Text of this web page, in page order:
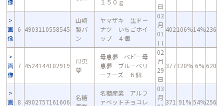
像
１５０ｇ
日
画
像
6 4903110558545
山崎
製パ
ン
ヤマザキ 生ド－
ナツ いちごホイ
ップ ４個
03
月
01
日
402106%14%236
画
像
7 4524144102919
母恵
夢
母恵夢 ベビー母
恵夢 ブルーベリ
ーチーズ ６個
02
月
29
日
377120% 6% 620
画 8 4902757161606
名糖
名糖産業 アルフ
ァベットチョコレ
03
月
371 91% 54%256